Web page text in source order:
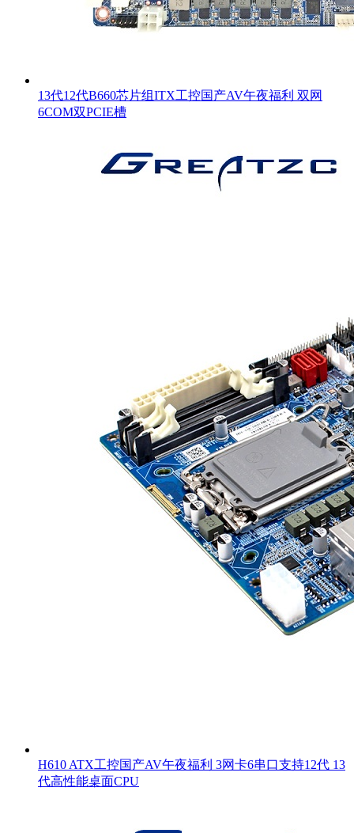
13代12代B660芯片组ITX工控国产AV午夜福利 双网
6COM双PCIE槽
H610 ATX工控国产AV午夜福利 3网卡6串口支持12代 13
代高性能桌面CPU